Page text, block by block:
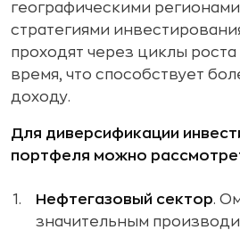
географическими
стратегиями
проходят через циклы
время, что способствует
доходу.
Для диверсификации
портфеля можно
Нефтегазовый сектор.
значительным